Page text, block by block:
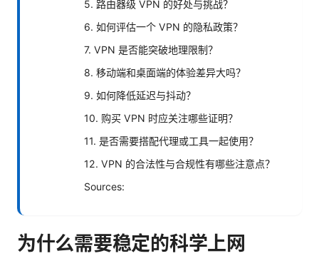
5. 路由器级 VPN 的好处与挑战？
6. 如何评估一个 VPN 的隐私政策？
7. VPN 是否能突破地理限制？
8. 移动端和桌面端的体验差异大吗？
9. 如何降低延迟与抖动？
10. 购买 VPN 时应关注哪些证明？
11. 是否需要搭配代理或工具一起使用？
12. VPN 的合法性与合规性有哪些注意点？
Sources:
为什么需要稳定的科学上网